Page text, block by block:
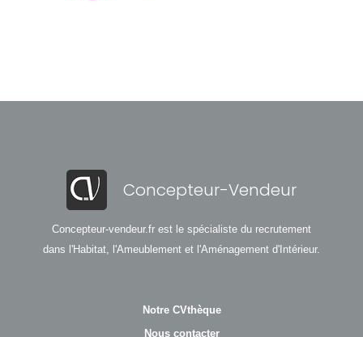
Concepteur-Vendeur
Concepteur-vendeur.fr est le spécialiste du recrutement
dans l'Habitat, l'Ameublement et l'Aménagement d'Intérieur.
Notre CVthèque
Nous contacter